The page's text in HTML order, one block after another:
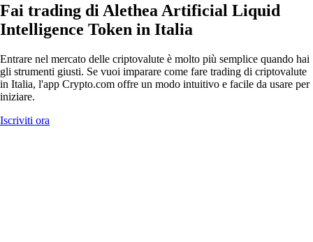
Fai trading di Alethea Artificial Liquid
Intelligence Token in Italia
Entrare nel mercato delle criptovalute è molto più semplice quando hai
gli strumenti giusti. Se vuoi imparare come fare trading di criptovalute
in Italia, l'app Crypto.com offre un modo intuitivo e facile da usare per
iniziare.
Iscriviti ora